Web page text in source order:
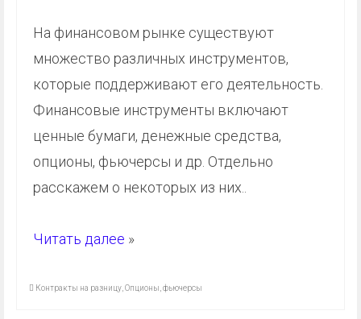
На финансовом рынке существуют
множество различных инструментов,
которые поддерживают его деятельность.
Финансовые инструменты включают
ценные бумаги, денежные средства,
опционы, фьючерсы и др. Отдельно
расскажем о некоторых из них..
Читать далее »
Контракты на разницу Опционы фьючерсы